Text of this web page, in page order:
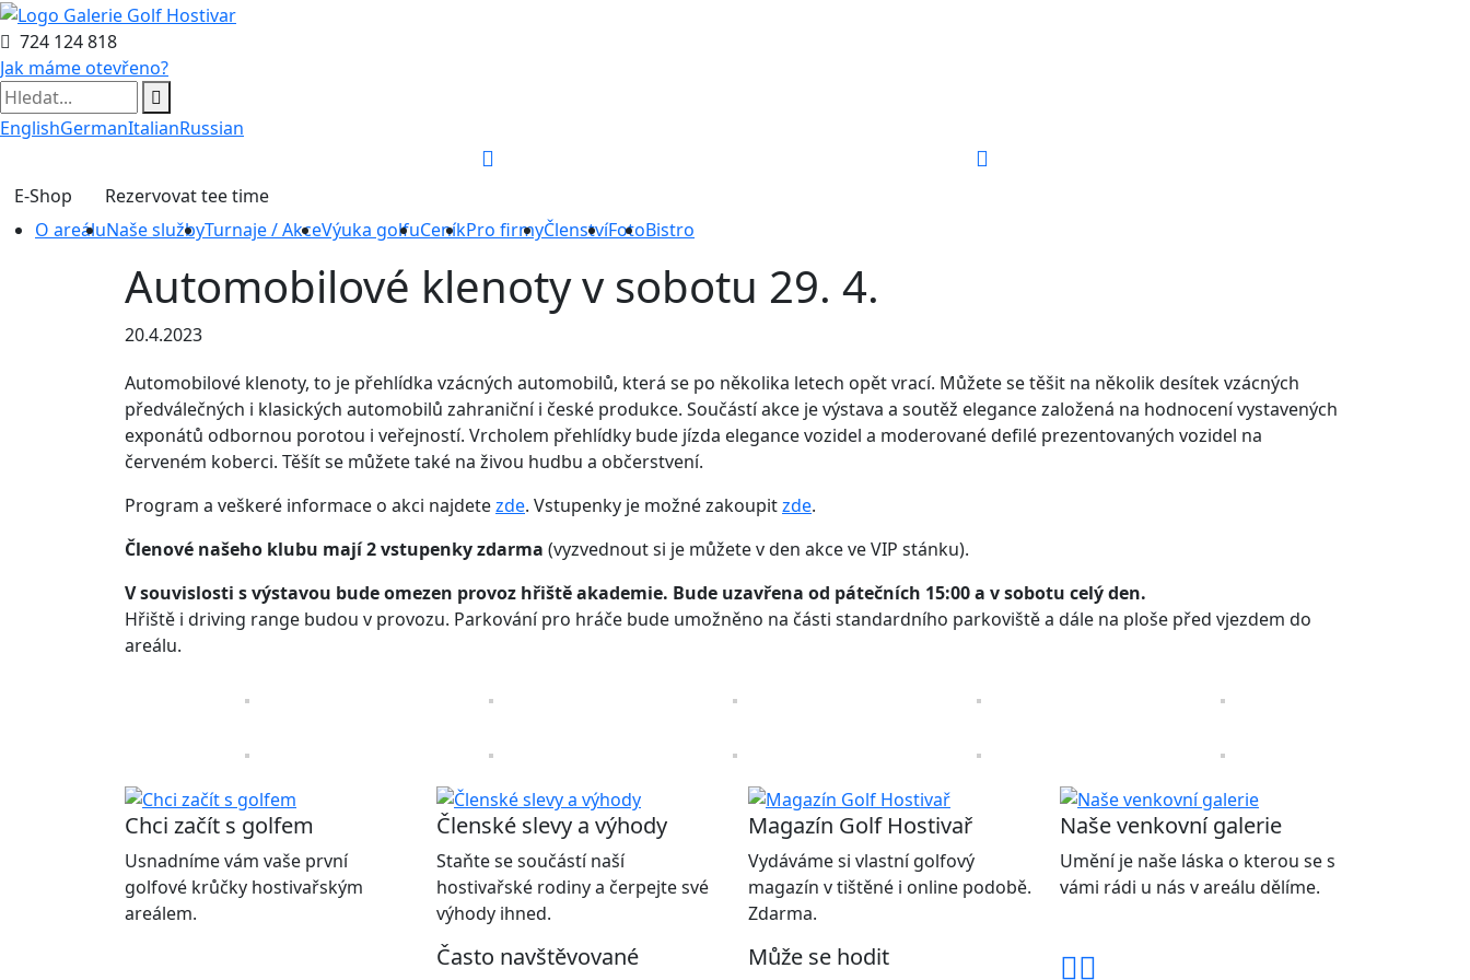
724 124 818
Jak máme otevřeno?
EnglishGermanItalianRussian
E-Shop
Rezervovat tee time
O areáluNaše službyTurnaje / AkceVýuka golfuCeníkPro firmyČlenstvíFotoBistro
Automobilové klenoty v sobotu 29. 4.
20.4.2023
Automobilové klenoty, to je přehlídka vzácných automobilů, která se po několika letech opět vrací. Můžete se těšit na několik desítek vzácných
předválečných i klasických automobilů zahraniční i české produkce. Součástí akce je výstava a soutěž elegance založená na hodnocení vystavených
exponátů odbornou porotou i veřejností. Vrcholem přehlídky bude jízda elegance vozidel a moderované defilé prezentovaných vozidel na
červeném koberci. Těšít se můžete také na živou hudbu a občerstvení.
Program a veškeré informace o akci najdetezde. Vstupenky je možné zakoupitzde.
Členové našeho klubu mají 2 vstupenky zdarma (vyzvednout si je můžete v den akce ve VIP stánku).
V souvislosti s výstavou bude omezen provoz hřiště akademie. Bude uzavřena od pátečních 15:00 a v sobotu celý den.
Hřiště i driving range budou v provozu. Parkování pro hráče bude umožněno na části standardního parkoviště a dále na ploše před vjezdem do
areálu.
Chci začít s golfem
Usnadníme vám vaše první
golfové krůčky hostivařským
areálem.
Členské slevy a výhody
Staňte se součástí naší
hostivařské rodiny a čerpejte své
výhody ihned.
Magazín Golf Hostivař
Vydáváme si vlastní golfový
magazín v tištěné i online podobě.
Zdarma.
Naše venkovní galerie
Umění je naše láska o kterou se s
vámi rádi u nás v areálu dělíme.
Často navštěvované Může se hodit